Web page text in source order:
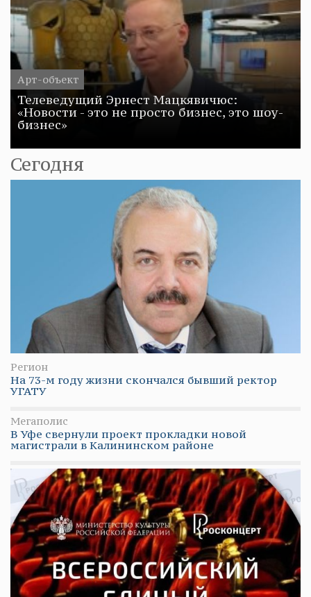
Арт-объект
Телеведущий Эрнест Мацкявичюс:
«Новости - это не просто бизнес, это шоу-
бизнес»
Сегодня
Регион
На 73-м году жизни скончался бывший ректор
УГАТУ
Мегаполис
В Уфе свернули проект прокладки новой
магистрали в Калининском районе